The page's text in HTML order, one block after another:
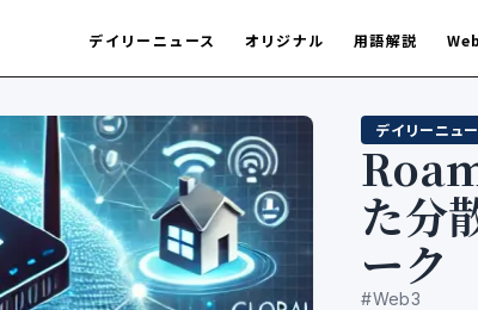
デイリーニュース オリジナル 用語解説
デイリーニュ
た分
ーク
#Web3